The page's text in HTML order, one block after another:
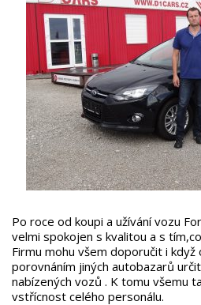
Po roce od koupi a užívání vozu
velmi spokojen s kvalitou a s
Firmu mohu všem doporučit i když
porovnáním jiných autobazarů
nabízených vozů . K tomu všemu
vstřícnost celého personálu.